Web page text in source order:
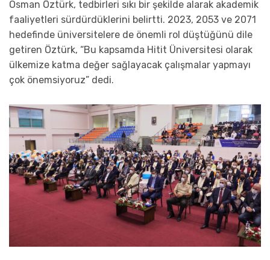
Osman Öztürk, tedbirleri sıkı bir şekilde alarak akademik
faaliyetleri sürdürdüklerini belirtti. 2023, 2053 ve 2071
hedefinde üniversitelere de önemli rol düştüğünü dile
getiren Öztürk, “Bu kapsamda Hitit Üniversitesi olarak
ülkemize katma değer sağlayacak çalışmalar yapmayı
çok önemsiyoruz” dedi.